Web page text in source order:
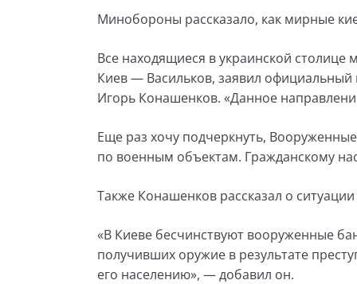
Минобороны рассказало, как мирные
Все находящиеся в украинской столице
Киев — Васильков, заявил
Игорь Конашенков. «Данное
Еще раз хочу подчеркнуть,
по военным объектам. Гражданскому
Также Конашенков рассказал о
«В Киеве бесчинствуют вооруженные
получивших оружие в результате
его населению», — добавил он.